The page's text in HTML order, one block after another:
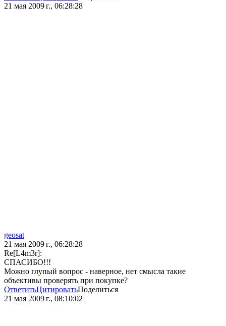
21 мая 2009 г., 06:28:28
geosat
21 мая 2009 г., 06:28:28
Re[L4m3r]:
СПАСИБО!!!
Можно глупый вопрос - наверное, нет смысла такие
объективы проверять при покупке?
ОтветитьЦитироватьПоделиться
21 мая 2009 г., 08:10:02